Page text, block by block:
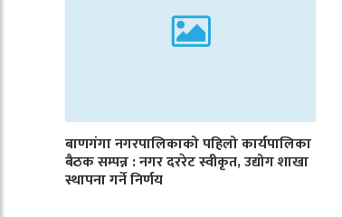
बाणगंगा नगरपालिकाको पहिलो कार्यपालिका
बैठक सम्पन्न : नगर दररेट स्वीकृत, उद्योग शाखा
स्थापना गर्ने निर्णय